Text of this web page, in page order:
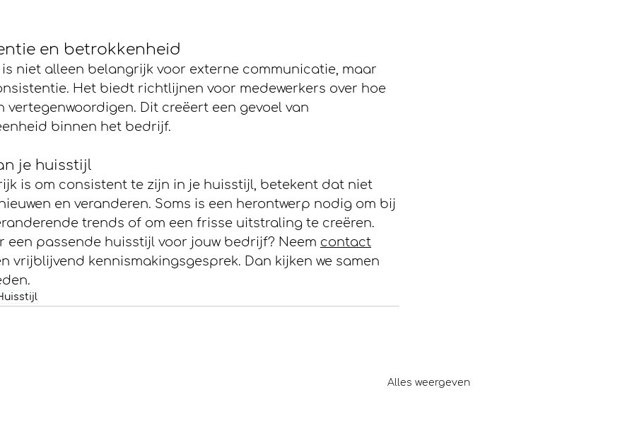
en betrokkenheid
niet alleen belangrijk voor externe communicatie, maar
Het biedt richtlijnen voor medewerkers over hoe
vertegenwoordigen. Dit creëert een gevoel van
binnen het bedrijf.
je huisstijl
is om consistent te zijn in je huisstijl, betekent dat niet
en veranderen. Soms is een herontwerp nodig om bij
trends of om een frisse uitstraling te creëren.
een passende huisstijl voor jouw bedrijf? Neem contact
vrijblijvend kennismakingsgesprek. Dan kijken we samen
Alles weergeven